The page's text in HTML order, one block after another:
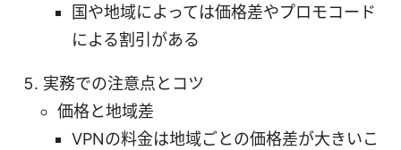
国や地域によっては価格差やプロモコード
による割引がある
実務での注意点とコツ
価格と地域差
VPNの料金は地域ごとの価格差が大きいこ